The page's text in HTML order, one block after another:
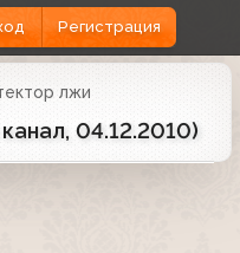
Регистрация
лжи
04.12.2010)